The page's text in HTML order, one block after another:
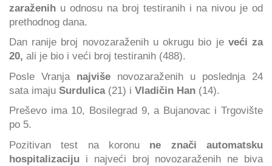
zaraženih u odnosu na broj testiranih i na nivou je od
prethodnog dana.
Dan ranije broj novozaraženih u okrugu bio je veći za
20, ali je bio i veći broj testiranih (488).
Posle Vranja najviše novozaraženih u poslednja 24
sata imaju Surdulica (21) i Vladičin Han (14).
Preševo ima 10, Bosilegrad 9, a Bujanovac i Trgovište
po 5.
Pozitivan test na koronu ne znači automatsku
hospitalizaciju i najveći broj novozaraženih ne biva